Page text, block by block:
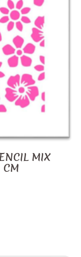
MIX
CM